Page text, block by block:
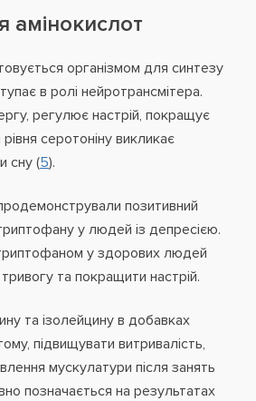
амінокислот
організмом для синтезу
в ролі нейротрансмітера.
регулює настрій, покращує
серотоніну викликає
сну (5).
позитивний
у людей із депресією.
у здорових людей
та покращити настрій.
та ізолейцину в добавках
підвищувати витривалість,
мускулатури після занять
позначається на результатах